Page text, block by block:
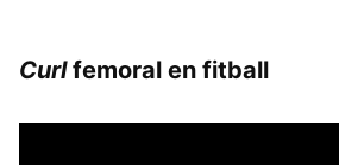
Curlfemoral en fitball